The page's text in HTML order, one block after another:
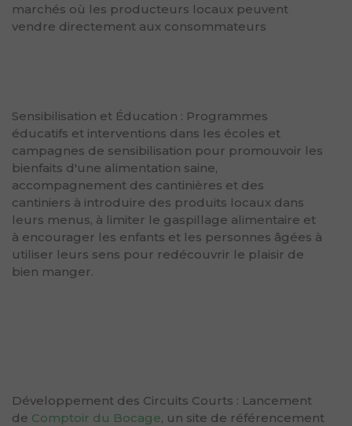
marchés où les producteurs locaux peuvent
vendre directement aux consommateurs
Sensibilisation et Éducation : Programmes
éducatifs et interventions dans les écoles et
campagnes de sensibilisation pour promouvoir les
bienfaits d'une alimentation saine,
accompagnement des cantinières et des
cantiniers à introduire des produits locaux dans
leurs menus, à limiter le gaspillage alimentaire et
à encourager les enfants et les personnes âgées à
utiliser leurs sens pour redécouvrir le plaisir de
bien manger.
Développement des Circuits Courts : Lancement
de Comptoir du Bocage, un site de référencement